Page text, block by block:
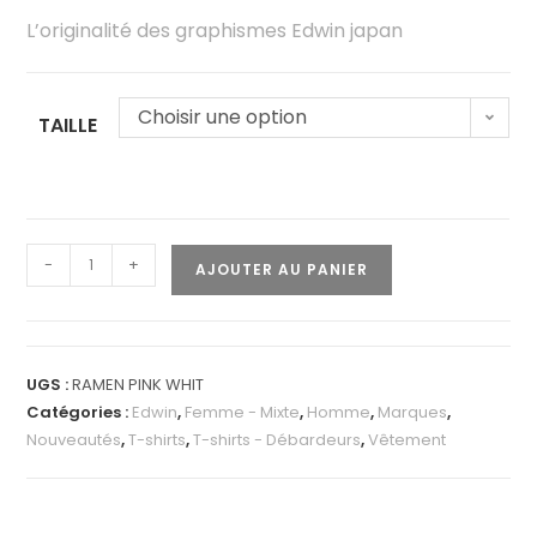
L’originalité des graphismes Edwin japan
TAILLE Choisir une option
- + AJOUTER AU PANIER
UGS :RAMEN PINK WHIT
Catégories : Edwin, Femme - Mixte, Homme, Marques,
Nouveautés,T-shirts,T-shirts - Débardeurs,Vêtement